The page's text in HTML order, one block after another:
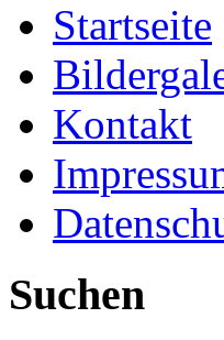
Startseite
Kontakt
Suchen